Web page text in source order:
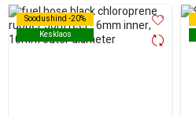
Soodushind -20%
Kesklaos
Soodushind -20%
Kesklaos